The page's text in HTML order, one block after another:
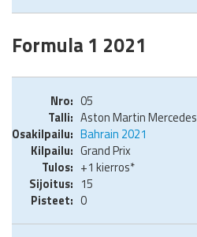
Formula 1 2021
05
Aston Martin Mercedes
Bahrain 2021
Grand Prix
+1 kierros*
15
0